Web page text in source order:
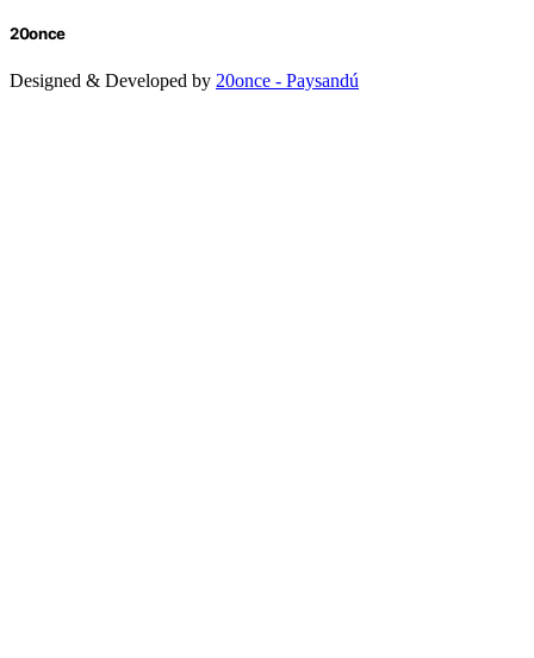
20once
Designed & Developed by 20once - Paysandú